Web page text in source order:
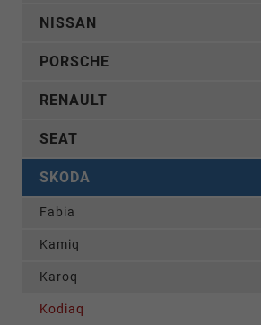
NISSAN
PORSCHE
RENAULT
SEAT
SKODA
Fabia
Kamiq
Karoq
Kodiaq